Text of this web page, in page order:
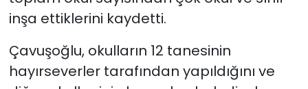
inşa ettiklerini kaydetti.
Çavuşoğlu, okulların 12 tanesinin
hayırseverler tarafından yapıldığını ve